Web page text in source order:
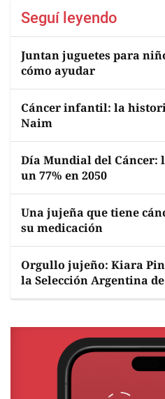
Seguí leyendo
Juntan juguetes para
cómo ayudar
Cáncer infantil: la
Naim
Día Mundial del Cáncer:
un 77% en 2050
Una jujeña que tiene
su medicación
Orgullo jujeño: Kiara
la Selección Argentina